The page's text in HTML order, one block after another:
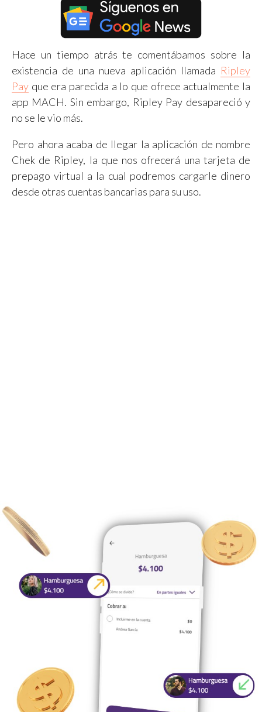
Hace un tiempo atrás te comentábamos sobre la
existencia de una nueva aplicación llamada Ripley
Pay que era parecida a lo que ofrece actualmente la
app MACH. Sin embargo, Ripley Pay desapareció y
no se le vio más.
Pero ahora acaba de llegar la aplicación de nombre
Chek de Ripley, la que nos ofrecerá una tarjeta de
prepago virtual a la cual podremos cargarle dinero
desde otras cuentas bancarias para su uso.